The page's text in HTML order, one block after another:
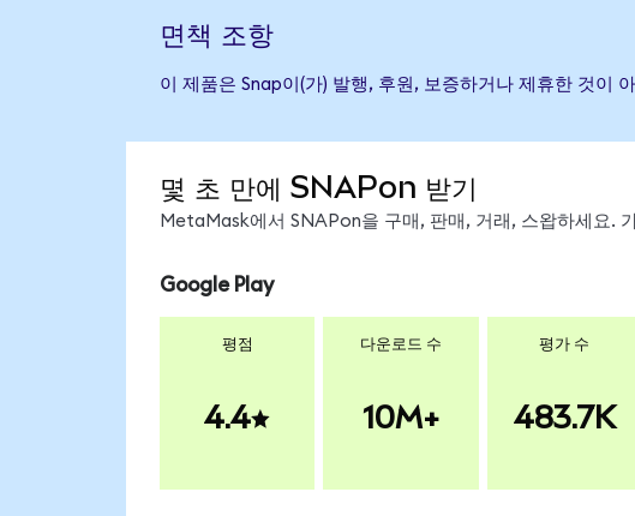
면책 조항
이 제품은 Snap이(가) 발행, 후원, 보증하거나 제휴한 것이
몇 초 만에 SNAPon 받기
MetaMask에서 SNAPon을 구매, 판매, 거래, 스왑하세요.
Google Play
평점
4.4
다운로드 수
10M+
평가 수
483.7K